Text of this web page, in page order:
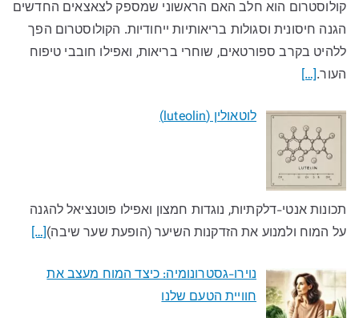
קולוסטרום הוא חלב האם הראשוני שמספק לצאצאים החדשים
הגנה חיסונית וסגולות בריאותיות ייחודיות. הקולוסטרום הפך
ללהיט בקרב ספורטאים, שוחרי בריאות, ואפילו חובבי טיפוח
העור.[…]
לוטאולין (luteolin)
תכונות אנטי-דלקתיות, נוגדות חמצון ואפילו פוטנציאל להגנה
על המוח ולמנוע את הזדקנות השיער (הופעת שער שיבה)[…]
נוירו-גסטרונומיה: כיצד המוח מעצב את
חוויית הטעם שלנו​